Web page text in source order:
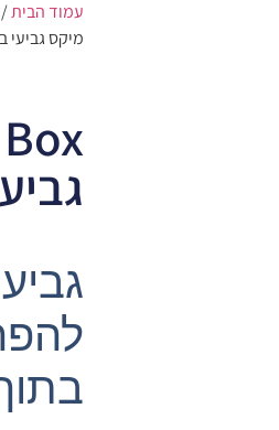
עמוד הבית/
מיקס גביעי